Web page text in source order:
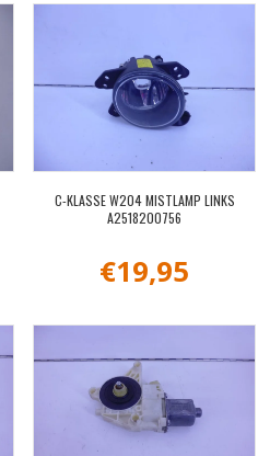
C-KLASSE W204 MISTLAMP LINKS
A2518200756
€19,95